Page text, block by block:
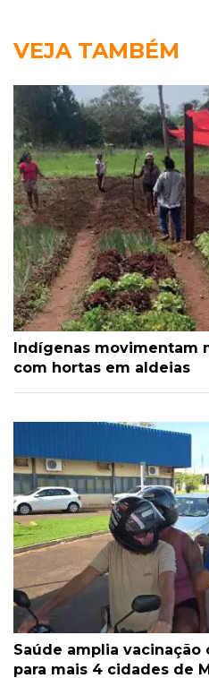
VEJA TAMBÉM
Indígenas movimentam
com hortas em aldeias
Saúde amplia
para mais 4 cidades de